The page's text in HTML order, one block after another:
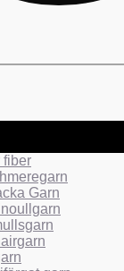
fiber
Garn